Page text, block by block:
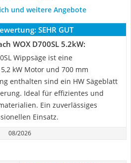
und weitere Angebote
SEHR GUT
WOX D700SL 5.2kW:
Wippsäge ist eine
kW Motor und 700 mm
enthalten sind ein HW Sägeblatt
Ideal für effizientes und
Ein zuverlässiges
Einsatz.
08/2026